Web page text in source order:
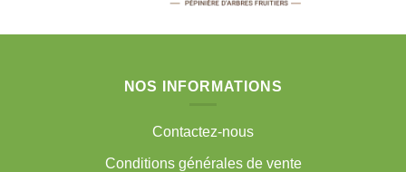
NOS INFORMATIONS
Contactez-nous
Conditions générales de vente